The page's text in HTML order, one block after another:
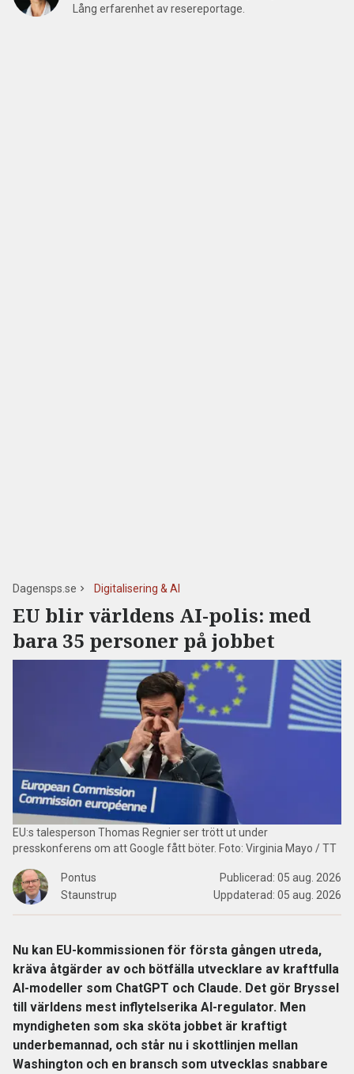
Lång erfarenhet av resereportage.
Dagensps.se Digitalisering & AI
EU blir världens AI-polis: med
bara 35 personer på jobbet
EU:s talesperson Thomas Regnier ser trött ut under
presskonferens om att Google fått böter. Foto: Virginia Mayo / TT
Pontus
Staunstrup
Publicerad: 05 aug. 2026
Uppdaterad: 05 aug. 2026
Nu kan EU-kommissionen för första gången utreda,
kräva åtgärder av och bötfälla utvecklare av kraftfulla
AI-modeller som ChatGPT och Claude. Det gör Bryssel
till världens mest inflytelserika AI-regulator. Men
myndigheten som ska sköta jobbet är kraftigt
underbemannad, och står nu i skottlinjen mellan
Washington och en bransch som utvecklas snabbare